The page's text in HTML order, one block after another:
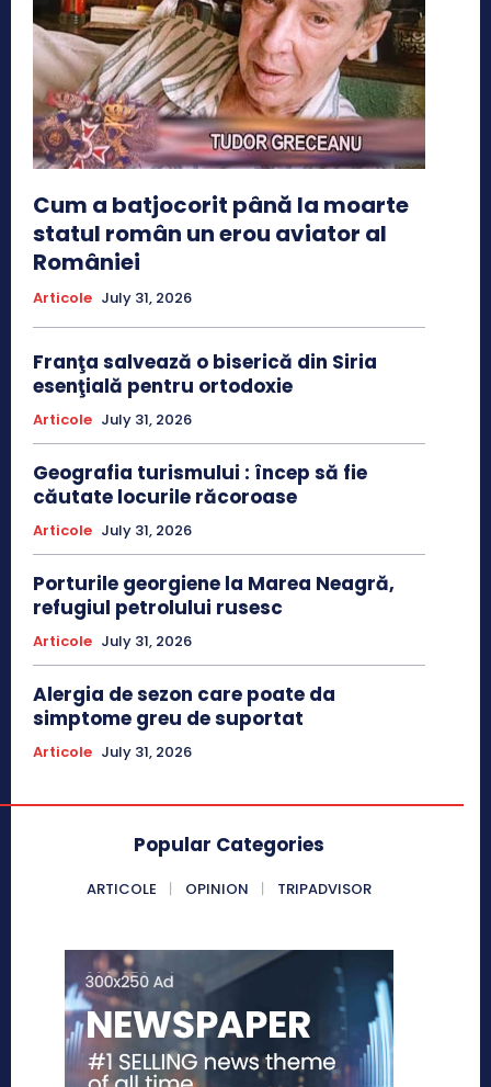
Cum a batjocorit până la moarte
statul român un erou aviator al
României
Articole July 31, 2026
Franţa salvează o biserică din Siria
esenţială pentru ortodoxie
Articole July 31, 2026
Geografia turismului : încep să fie
căutate locurile răcoroase
Articole July 31, 2026
Porturile georgiene la Marea Neagră,
refugiul petrolului rusesc
Articole July 31, 2026
Alergia de sezon care poate da
simptome greu de suportat
Articole July 31, 2026
Popular Categories
ARTICOLE OPINION TRIPADVISOR